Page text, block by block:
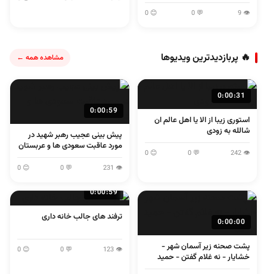
👁 9
💬 0
😊 0
🔥 پربازدیدترین ویدیوها مشاهده همه ←
0:00:31
استوری زیبا از الا یا اهل عالم ان
شالله به زودی
👁 242
💬 0
😊 0
0:00:59
پیش بینی عجیب رهبر شهید در
مورد عاقبت سعودی ها و عربستان
👁 231
💬 0
😊 0
0:00:00
پشت صحنه زیر آسمان شهر -
خشایار - نه غلام گفتن - حمید
0:00:59
ترفند های جالب خانه داری
👁 123
💬 0
😊 0